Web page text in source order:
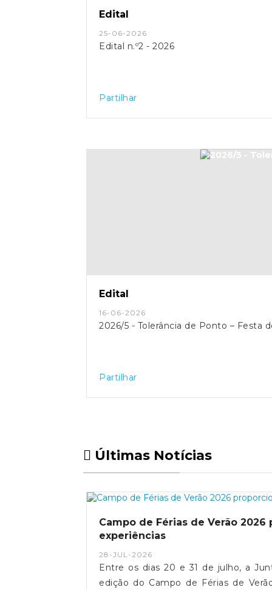
Edital
25-06-2026
Edital n.º2 - 2026
Partilhar
Edital
16-06-2026
2026/5 - Tolerância de Ponto – Festa
Partilhar
Últimas Notícias
Campo de Férias de Verão
experiências
28-JUL-2026
Entre os dias 20 e 31 de julho, a
edição do Campo de Férias de